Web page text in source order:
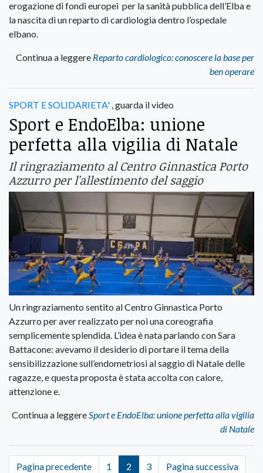
erogazione di fondi europei per la sanità pubblica dell’Elba e
la nascita di un reparto di cardiologia dentro l’ospedale
elbano.
Continua a leggere Reparto cardiologico: conoscere la base per
ben operare
SPORT E SOLIDARIETA' , guarda il video
Sport e EndoElba: unione
perfetta alla vigilia di Natale
Il ringraziamento al Centro Ginnastica Porto
Azzurro per l'allestimento del saggio
Un ringraziamento sentito al Centro Ginnastica Porto
Azzurro per aver realizzato per noi una coreografia
semplicemente splendida. L’idea è nata parlando con Sara
Battacone: avevamo il desiderio di portare il tema della
sensibilizzazione sull’endometriosi al saggio di Natale delle
ragazze, e questa proposta è stata accolta con calore,
attenzione e.
Continua a leggereSport e EndoElba: unione perfetta alla vigilia
di Natale
Pagina precedente 1 2 3 Pagina successiva